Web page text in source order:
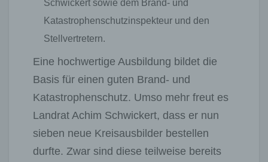
Schwickert sowie dem Brand- und
Katastrophenschutzinspekteur und den
Stellvertretern.
Eine hochwertige Ausbildung bildet die
Basis für einen guten Brand- und
Katastrophenschutz. Umso mehr freut es
Landrat Achim Schwickert, dass er nun
sieben neue Kreisausbilder bestellen
durfte. Zwar sind diese teilweise bereits